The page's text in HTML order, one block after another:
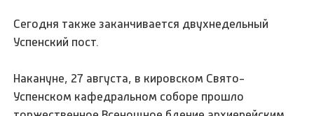
Сегодня также заканчивается двухнедельный
Успенский пост.
Накануне, 27 августа, в кировском Свято-
Успенском кафедральном соборе прошло